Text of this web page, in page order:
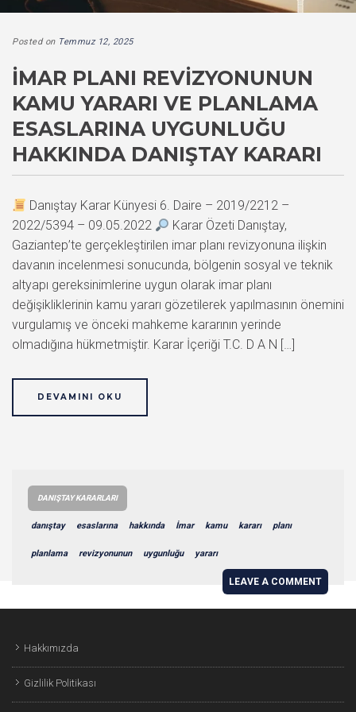
Posted on Temmuz 12, 2025
İMAR PLANI REVIZYONUNUN
KAMU YARARI VE PLANLAMA
ESASLARINA UYGUNLUĞU
HAKKINDA DANIŞTAY KARARI
Danıştay Karar Künyesi 6. Daire – 2019/2212 –
2022/5394 – 09.05.2022
Karar Özeti Danıştay,
Gaziantep’te gerçekleştirilen imar planı revizyonuna ilişkin
davanın incelenmesi sonucunda, bölgenin sosyal ve teknik
altyapı gereksinimlerine uygun olarak imar planı
değişikliklerinin kamu yararı gözetilerek yapılmasının önemini
vurgulamış ve önceki mahkeme kararının yerinde
olmadığına hükmetmiştir. Karar İçeriği T.C. D A N […]
DEVAMINI OKU
DANIŞTAY KARARLARI
danıştay esaslarına hakkında İmar kamu kararı planı
planlama revizyonunun uygunluğu yararı
LEAVE A COMMENT
Hakkımızda
Gizlilik Politikası